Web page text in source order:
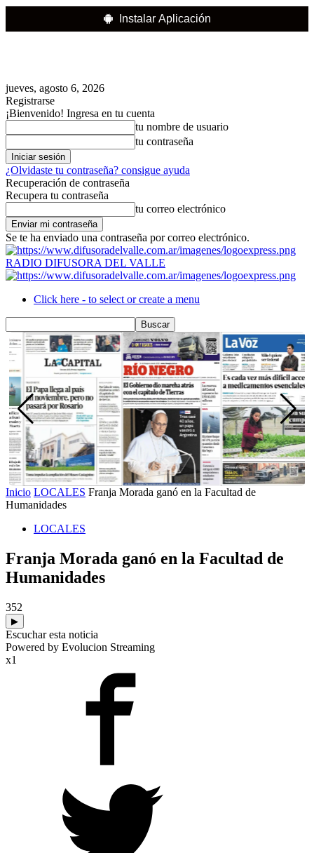
Instalar Aplicación
jueves, agosto 6, 2026
Registrarse
¡Bienvenido! Ingresa en tu cuenta
tu nombre de usuario
tu contraseña
¿Olvidaste tu contraseña? consigue ayuda
Recuperación de contraseña
Recupera tu contraseña
tu correo electrónico
Se te ha enviado una contraseña por correo electrónico.
RADIO DIFUSORA DEL VALLE
Click here - to select or create a menu
Inicio LOCALES Franja Morada ganó en la Facultad de
Humanidades
LOCALES
Franja Morada ganó en la Facultad de
Humanidades
352
▶
Escuchar esta noticia
Powered by Evolucion Streaming
x1